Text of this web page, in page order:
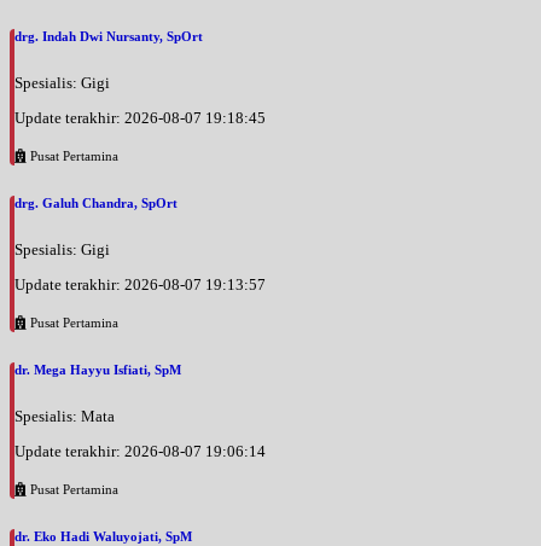
drg. Indah Dwi Nursanty, SpOrt
Spesialis: Gigi
Update terakhir: 2026-08-07 19:18:45
Pusat Pertamina
drg. Galuh Chandra, SpOrt
Spesialis: Gigi
Update terakhir: 2026-08-07 19:13:57
Pusat Pertamina
dr. Mega Hayyu Isfiati, SpM
Spesialis: Mata
Update terakhir: 2026-08-07 19:06:14
Pusat Pertamina
dr. Eko Hadi Waluyojati, SpM